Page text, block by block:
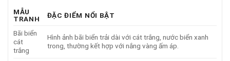
MẪU
TRANH
ĐẶC ĐIỂM NỔI BẬT
Bãi biển
cát
trắng
Hình ảnh bãi biển trải dài với cát trắng, nước biển xanh
trong, thường kết hợp với nắng vàng ấm áp.